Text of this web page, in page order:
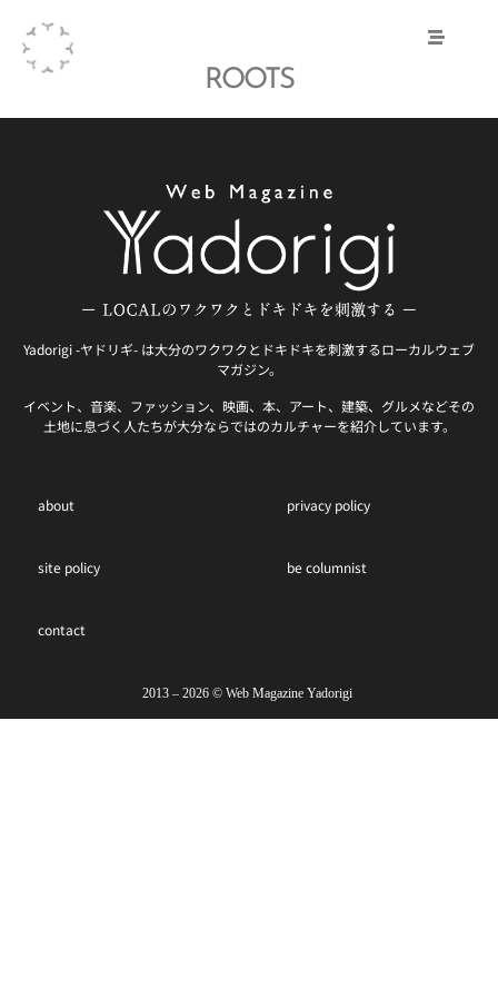
ROOTS
Yadorigi -ヤドリギ- は大分のワクワクとドキドキを刺激するローカルウェブ
マガジン。
イベント、音楽、ファッション、映画、本、アート、建築、グルメなどその
土地に息づく人たちが大分ならではのカルチャーを紹介しています。
about privacy policy
site policy be columnist
contact
2013 – 2026 ©︎ Web Magazine Yadorigi